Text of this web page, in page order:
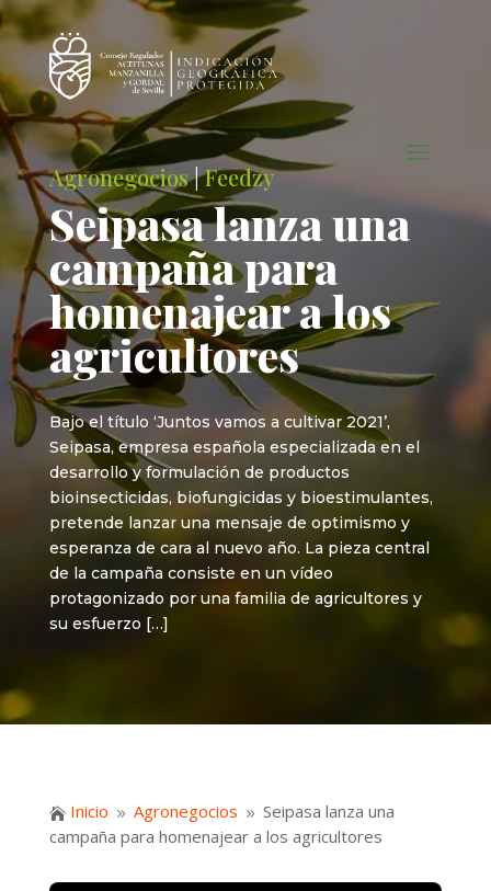
Agronegocios|Feedzy
Seipasa lanza una
campaña para
homenajear a los
agricultores
Bajo el título ‘Juntos vamos a cultivar 2021’,
Seipasa, empresa española especializada en el
desarrollo y formulación de productos
bioinsecticidas, biofungicidas y bioestimulantes,
pretende lanzar una mensaje de optimismo y
esperanza de cara al nuevo año. La pieza central
de la campaña consiste en un vídeo
protagonizado por una familia de agricultores y
su esfuerzo […]
 Inicio 9 Agronegocios 9 Seipasa lanza una
campaña para homenajear a los agricultores